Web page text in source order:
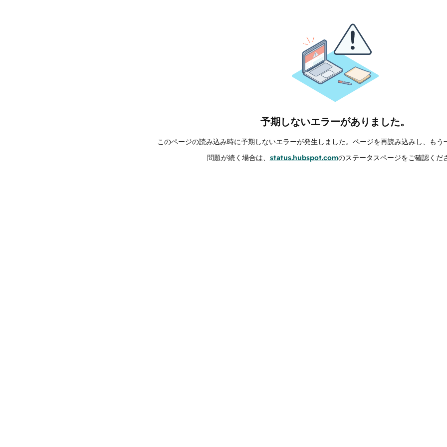
予期しないエラーがありました。
このページの読み込み時に予期しないエラーが発生しました。ページを再読み込みし、もう
問題が続く場合は、 status.hubspot.comのステータスページをご確認くだ